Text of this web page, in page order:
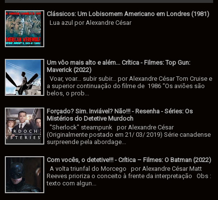
Clássicos: Um Lobisomem Americano em Londres (1981)
Lua azul por Alexandre César
Um vôo mais alto e além... Crítica - Filmes: Top Gun:
Maverick (2022)
Voar, voar... subir subir... por Alexandre César Tom Cruise e
a superior continuação do filme de 1986 “Os aviões são
belos, o prob...
Forçado? Sim. Inviável? Não!!! - Resenha - Séries: Os
Mistérios do Detetive Murdoch
"Sherlock" steampunk por Alexandre César
(Originalmente postado em 21/ 03/ 2019) Série canadense
surpreende pela abordage...
Com vocês, o detetive!!! - Crítica – Filmes: O Batman (2022)
A volta triunfal do Morcego por Alexandre César Matt
Reeves prioriza o conceito à frente da interpretação Obs :
texto com algun...